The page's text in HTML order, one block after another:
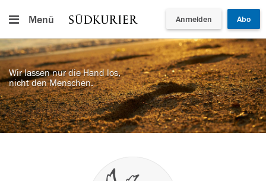
Menü Anmelden Abo
Wir lassen nur die Hand los,
nicht den Menschen.